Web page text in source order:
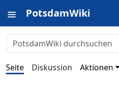
PotsdamWiki
Seite Diskussion Aktionen